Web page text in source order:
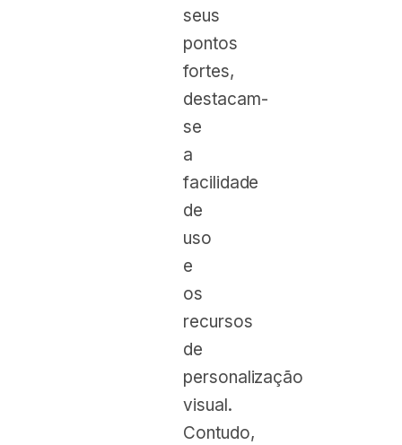
seus
pontos
fortes,
destacam-
se
a
facilidade
de
uso
e
os
recursos
de
personalização
visual.
Contudo,